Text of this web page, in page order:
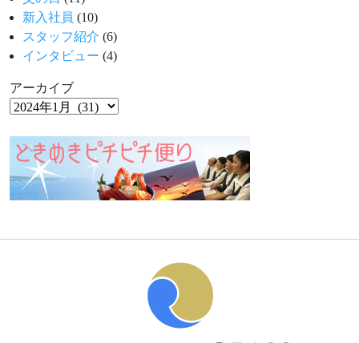
新入社員 (10)
スタッフ紹介 (6)
インタビュー (4)
アーカイブ